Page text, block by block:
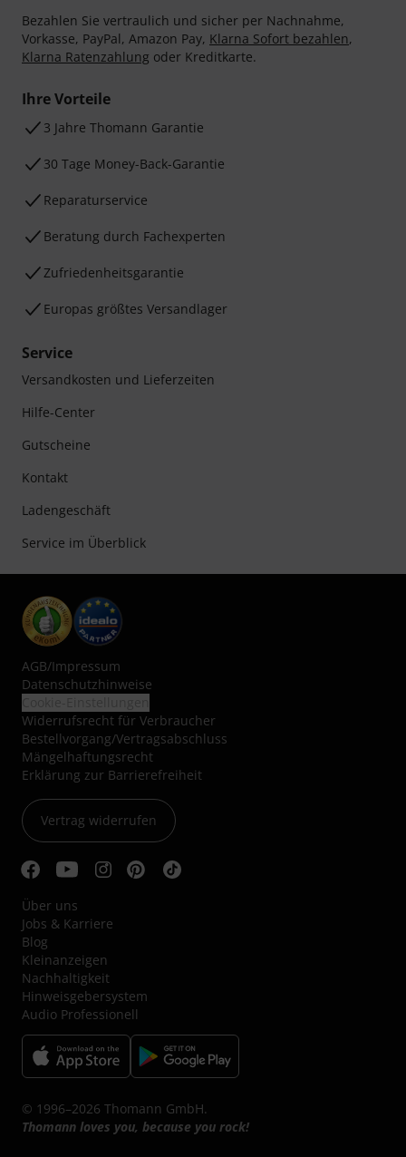
Bezahlen Sie vertraulich und sicher per Nachnahme,
Vorkasse, PayPal, Amazon Pay, Klarna Sofort bezahlen,
Klarna Ratenzahlung oder Kreditkarte.
Ihre Vorteile
3 Jahre Thomann Garantie
30 Tage Money-Back-Garantie
Reparaturservice
Beratung durch Fachexperten
Zufriedenheitsgarantie
Europas größtes Versandlager
Service
Versandkosten und Lieferzeiten
Hilfe-Center
Gutscheine
Kontakt
Ladengeschäft
Service im Überblick
AGB/Impressum
Datenschutzhinweise
Widerrufsrecht für Verbraucher
Bestellvorgang/Vertragsabschluss
Mängelhaftungsrecht
Erklärung zur Barrierefreiheit
Vertrag widerrufen
Über uns
Jobs & Karriere
Blog
Kleinanzeigen
Nachhaltigkeit
Hinweisgebersystem
Audio Professionell
© 1996–2026 Thomann GmbH.
Thomann loves you, because you rock!